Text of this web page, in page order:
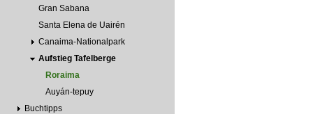
Gran Sabana
Santa Elena de Uairén
Canaima-Nationalpark
Aufstieg Tafelberge
Roraima
Auyán-tepuy
Buchtipps